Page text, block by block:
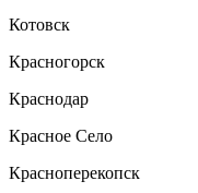
Котовск
Красногорск
Краснодар
Красное Село
Красноперекопск